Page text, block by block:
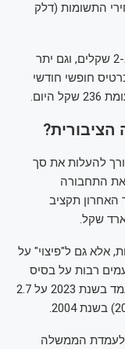
התשומות (דלק
נוסף על כך, התעריף לנסיעה בודדת יעלה ב-2 שקלים, וגם יתר
חופשי חודשי
להעלות את סך
את התחבורה
כ-85%. כך, בעשור האחרון תקציב
אלא גם ל"פיצוי" על
רבות על בסיס
פוליטי ולא מקצועי. הפדיון הממוצע מנוסע עמד בשנת 2023 על 2.7
לעמדת הממשלה